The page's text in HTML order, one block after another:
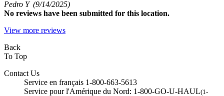
Pedro Y (9/14/2025)
No reviews have been submitted for this location.
View more reviews
Back
To Top
Contact Us
Service en français 1-800-663-5613
Service pour l'Amérique du Nord: 1-800-GO-U-HAUL(1-